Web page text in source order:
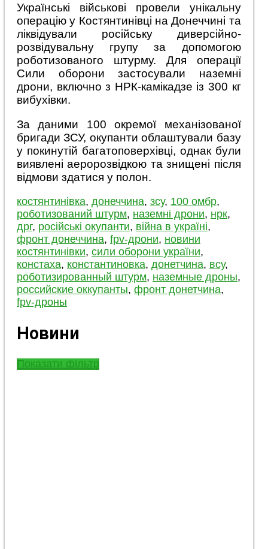
Українські військові провели унікальну
операцію у Костянтинівці на Донеччині та
ліквідували російську диверсійно-
розвідувальну групу за допомогою
роботизованого штурму. Для операції
Сили оборони застосували наземні
дрони, включно з НРК-камікадзе із 300 кг
вибухівки.
За даними 100 окремої механізованої
бригади ЗСУ, окупанти облаштували базу
у покинутій багатоповерхівці, однак були
виявлені аеророзвідкою та знищені після
відмови здатися у полон.
костянтинівка, донеччина, зсу, 100 омбр,
роботизований штурм, наземні дрони, нрк,
дрг, російські окупанти, війна в україні,
фронт донеччина, fpv-дрони, новини
костянтинівки, сили оборони україни,
констаха, константиновка, донетчина, всу,
роботизированный штурм, наземные дроны,
российские оккупанты, фронт донетчина,
fpv-дроны
Новини
Показати фільтр